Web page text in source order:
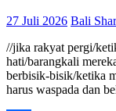
27 Juli 2026 Bali
//jika rakyat pergi/
hati/barangkali
berbisik-bisik/ketika
harus waspada dan